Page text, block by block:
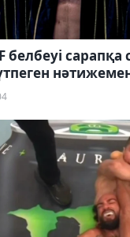
белбеуі сарапқа